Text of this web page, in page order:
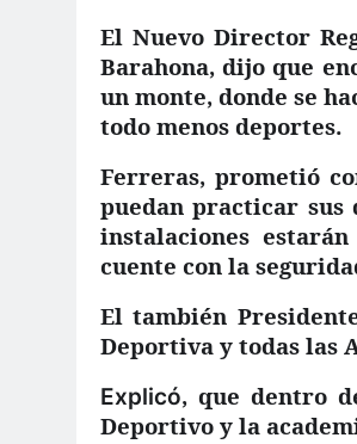
El Nuevo Director
Barahona, dijo que
un monte, donde se
todo menos deportes.
Ferreras, prometió
puedan practicar
instalaciones
cuente con la
El también
Deportiva y todas las
Explicó, que dentro
Deportivo y la